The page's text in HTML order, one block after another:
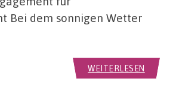
Bei dem sonnigen Wetter
WEITERLESEN